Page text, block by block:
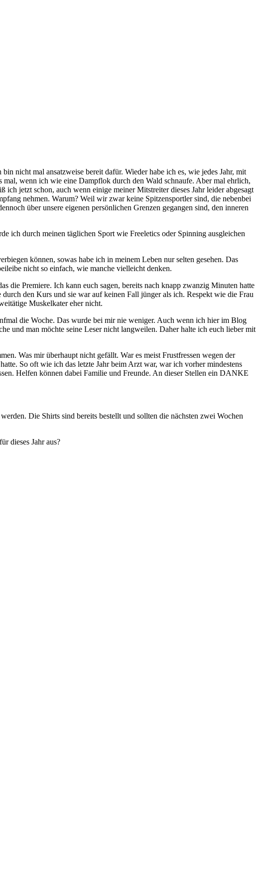
bin nicht mal ansatzweise bereit dafür. Wieder habe ich es, wie jedes Jahr, mit
wenn ich wie eine Dampflok durch den Wald schnaufe. Aber mal ehrlich,
jetzt schon, auch wenn einige meiner Mitstreiter dieses Jahr leider abgesagt
nehmen. Warum? Weil wir zwar keine Spitzensportler sind, die nebenbei
über unsere eigenen persönlichen Grenzen gegangen sind, den inneren
ich durch meinen täglichen Sport wie Freeletics oder Spinning ausgleichen
können, sowas habe ich in meinem Leben nur selten gesehen. Das
nicht so einfach, wie manche vielleicht denken.
die Premiere. Ich kann euch sagen, bereits nach knapp zwanzig Minuten hatte
den Kurs und sie war auf keinen Fall jünger als ich. Respekt wie die Frau
Muskelkater eher nicht.
die Woche. Das wurde bei mir nie weniger. Auch wenn ich hier im Blog
und man möchte seine Leser nicht langweilen. Daher halte ich euch lieber mit
Was mir überhaupt nicht gefällt. War es meist Frustfressen wegen der
So oft wie ich das letzte Jahr beim Arzt war, war ich vorher mindestens
Helfen können dabei Familie und Freunde. An dieser Stellen ein DANKE
Die Shirts sind bereits bestellt und sollten die nächsten zwei Wochen
dieses Jahr aus?